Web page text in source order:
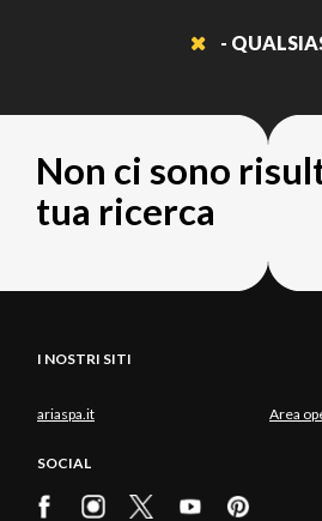
-
Non ci sono
tua ricerca
I NOSTRI SITI
ariaspa.it Area
SOCIAL